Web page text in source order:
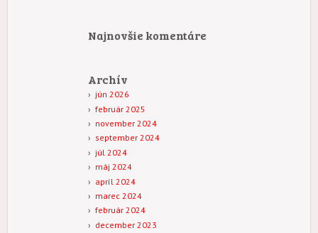
Najnovšie komentáre
Archív
jún 2026
február 2025
november 2024
september 2024
júl 2024
máj 2024
apríl 2024
marec 2024
február 2024
december 2023